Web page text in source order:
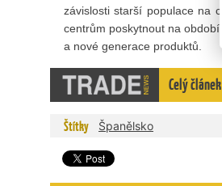
závislosti starší populace na
centrům poskytnout na
a nové generace produktů.
Celý
Štítky Španělsko